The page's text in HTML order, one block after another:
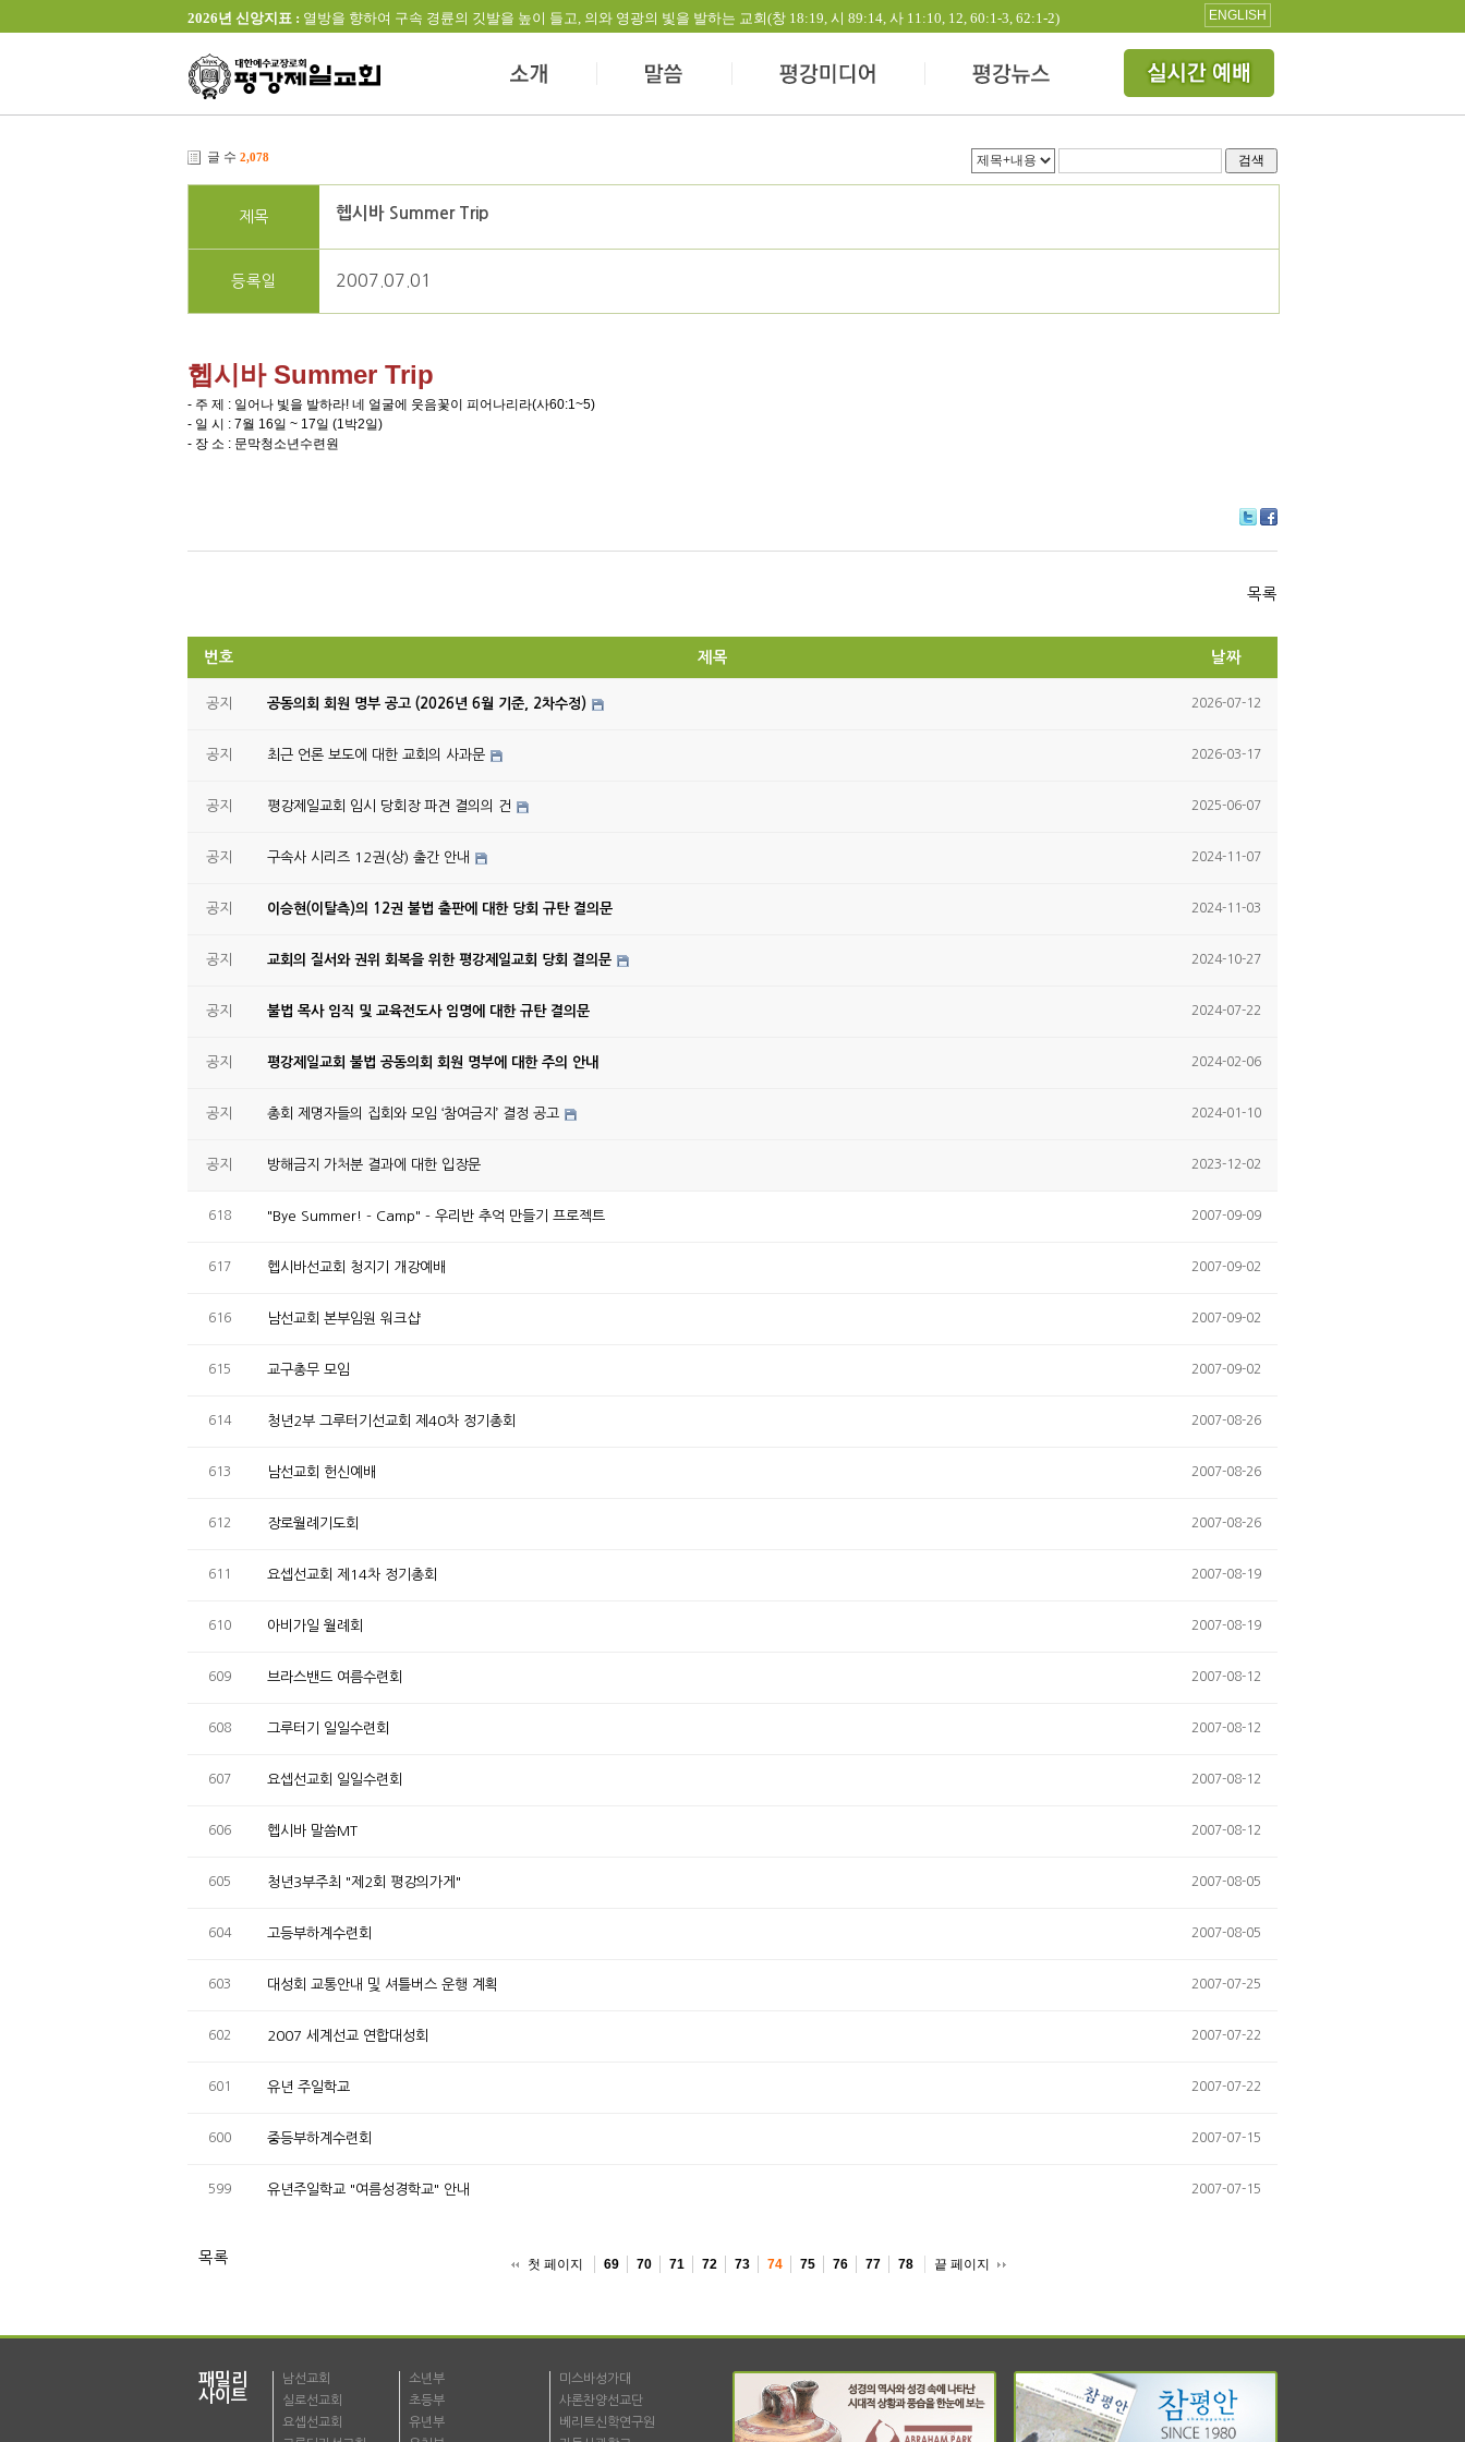
2026년 신앙지표 : 열방을 향하여 구속 경륜의 깃발을 높이 들고, 의와 영광의 빛을 발하는 교회(창 18:19, 시 89:14, 사 11:10, 12, 60:1-3, 62:1-2) ENGLISH
글 수 2,078 검색
제목 헵시바 Summer Trip
등록일 2007.07.01
헵시바 Summer Trip
- 주 제 : 일어나 빛을 발하라! 네 얼굴에 웃음꽃이 피어나리라(사60:1~5)
- 일 시 : 7월 16일 ~ 17일 (1박2일)
- 장 소 : 문막청소년수련원
itte ce
ok
목록
번호 제목 날짜
공지 공동의회 회원 명부 공고 (2026년 6월 기준, 2차수정) 2026-07-12
공지 최근 언론 보도에 대한 교회의 사과문 2026-03-17
공지 평강제일교회 임시 당회장 파견 결의의 건 2025-06-07
공지 구속사 시리즈 12권(상) 출간 안내 2024-11-07
공지 이승현(이탈측)의 12권 불법 출판에 대한 당회 규탄 결의문 2024-11-03
공지 교회의 질서와 권위 회복을 위한 평강제일교회 당회 결의문 2024-10-27
공지 불법 목사 임직 및 교육전도사 임명에 대한 규탄 결의문 2024-07-22
공지 평강제일교회 불법 공동의회 회원 명부에 대한 주의 안내 2024-02-06
공지 총회 제명자들의 집회와 모임 ‘참여금지’ 결정 공고 2024-01-10
공지 방해금지 가처분 결과에 대한 입장문 2023-12-02
618 "Bye Summer! - Camp" - 우리반 추억 만들기 프로젝트 2007-09-09
617 헵시바선교회 청지기 개강예배 2007-09-02
616 남선교회 본부임원 워크샵 2007-09-02
615 교구총무 모임 2007-09-02
614 청년2부 그루터기선교회 제40차 정기총회 2007-08-26
613 남선교회 헌신예배 2007-08-26
612 장로월례기도회 2007-08-26
611 요셉선교회 제14차 정기총회 2007-08-19
610 아비가일 월례회 2007-08-19
609 브라스밴드 여름수련회 2007-08-12
608 그루터기 일일수련회 2007-08-12
607 요셉선교회 일일수련회 2007-08-12
606 헵시바 말씀MT 2007-08-12
605 청년3부주최 "제2회 평강의가게" 2007-08-05
604 고등부하계수련회 2007-08-05
603 대성회 교통안내 및 셔틀버스 운행 계획 2007-07-25
602 2007 세계선교 연합대성회 2007-07-22
601 유년 주일학교 2007-07-22
600 중등부하계수련회 2007-07-15
599 유년주일학교 "여름성경학교" 안내 2007-07-15
목록 첫 페이지 69 70 71 72 73 74 75 76 77 78 끝 페이지
패밀리
사이트
남선교회
실로선교회
요셉선교회
소년부
초등부
유년부
미스바성가대
샤론찬양선교단
베리트신학연구원